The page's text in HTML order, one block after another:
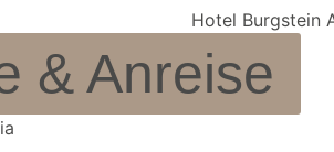
& Anreise